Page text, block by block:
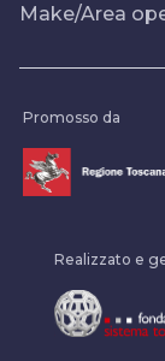
Make/Area
Promosso da
Realizzato e